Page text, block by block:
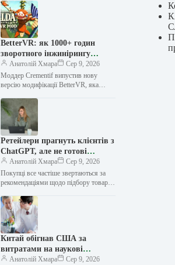
BetterVR: як 1000+ годин
зворотного інжинірингу
двигуна Zelda перетворили
Breath of the Wild на
повноцінне VR
Анатолій Хмара
Сер 9, 2026
Моддер Crementif випустив нову
версію модифікації BetterVR, яка
Legend of Zelda: Breath of the Wild…
Ретейлери прагнуть клієнтів з
ChatGPT, але не готові
ділитися з OpenAI своїми
даними
Анатолій Хмара
Сер 9, 2026
Покупці все частіше звертаються за
рекомендаціями щодо підбору товарів
— роздрібні продавці прагнуть
потрапити…
Китай обігнав США за
витратами на наукові
дослідження
Анатолій Хмара Сер 9, 2026